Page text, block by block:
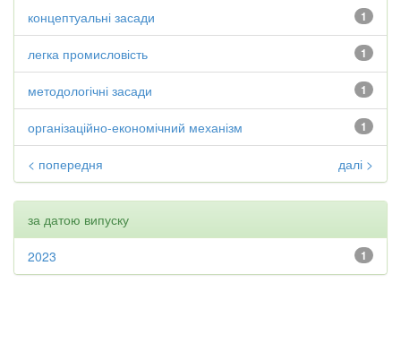
1
концептуальні засади
1
легка промисловість
1
методологічні засади
1
організаційно-економічний механізм
< попередня далі >
за датою випуску
1
2023